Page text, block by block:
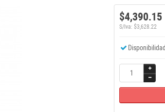
$4,390.15
S/Iva: $3,628.22